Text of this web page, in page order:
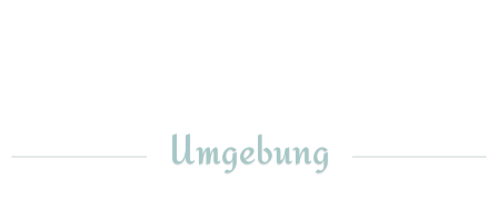
Umgebung